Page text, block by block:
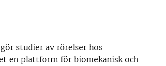
studier av rörelser hos
en plattform för biomekanisk och